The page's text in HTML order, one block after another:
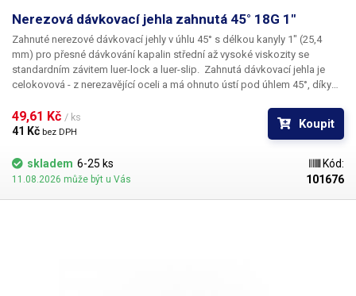
Nerezová dávkovací jehla zahnutá 45° 18G 1"
Zahnuté nerezové dávkovací jehly v úhlu 45° s délkou kanyly 1" (25,4
mm) pro přesné dávkování kapalin střední až vysoké viskozity se
standardním závitem luer-lock a luer-slip. Zahnutá dávkovací jehla je
celokovová - z nerezavějící oceli a má ohnuto ústí pod úhlem 45°, díky
nerezové jehly je vyrobena z ušlechtilé rafinované oceli a při její výrobě je
kladen důraz na kvalitu povrchu a přesné dodržení vnitřních průměrů.
49,61 Kč / ks
41 Kč bez DPH
Koupit
skladem 6-25 ks
11.08.2026 může být u Vás
Kód:
101676